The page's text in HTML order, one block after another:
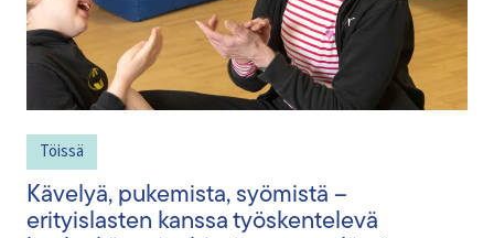
Töissä
Kävelyä, pukemista, syömistä –
erityislasten kanssa työskentelevä